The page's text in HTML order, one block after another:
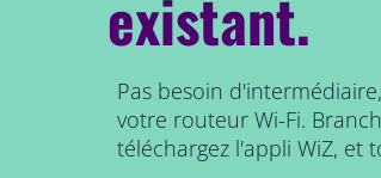
existant.
Pas besoin
votre routeur Wi-Fi.
téléchargez l'appli WiZ, et